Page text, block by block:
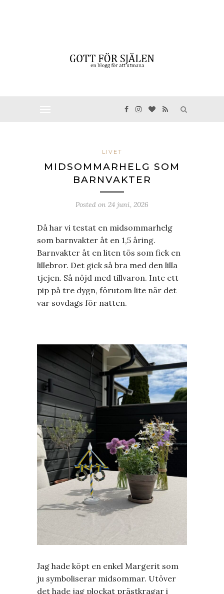
LIVET
MIDSOMMARHELG SOM
BARNVAKTER
Posted on 24 juni, 2026
Då har vi testat en midsommarhelg
som barnvakter åt en 1,5 åring.
Barnvakter åt en liten tös som fick en
lillebror. Det gick så bra med den lilla
tjejen. Så nöjd med tillvaron. Inte ett
pip på tre dygn, förutom lite när det
var sovdags för natten.
Jag hade köpt en enkel Margerit som
ju symboliserar midsommar. Utöver
det hade jag plockat prästkragar i